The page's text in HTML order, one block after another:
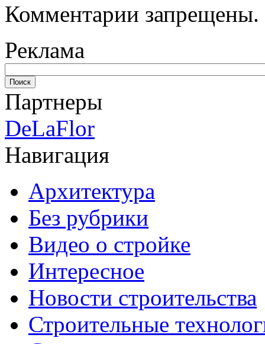
Комментарии запрещены.
Реклама
Партнеры
DeLaFlor
Навигация
Архитектура
Без рубрики
Видео о стройке
Интересное
Новости строительства
Строительные